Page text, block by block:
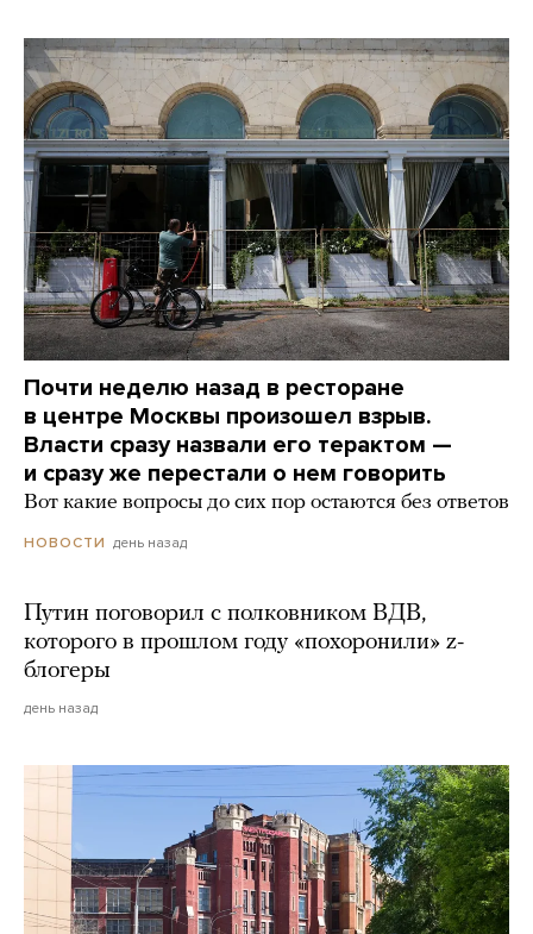
Почти неделю назад в ресторане
в центре Москвы произошел взрыв.
Власти сразу назвали его терактом —
и сразу же перестали о нем говорить
Вот какие вопросы до сих пор остаются без ответов
НОВОСТИ день назад
Путин поговорил с полковником ВДВ,
которого в прошлом году «похоронили» z-
блогеры
день назад